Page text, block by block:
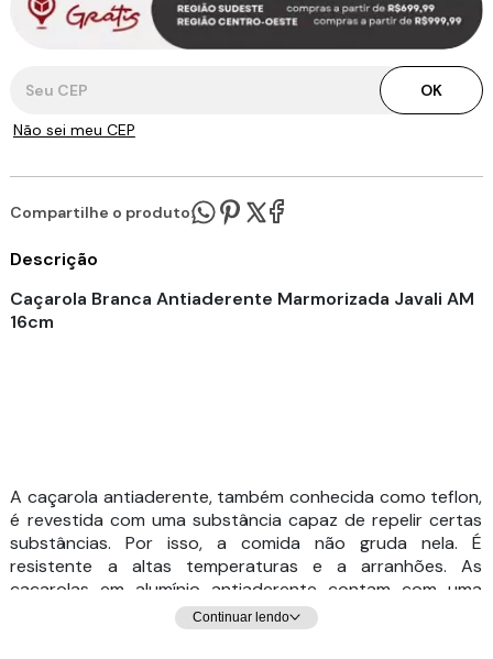
OK
Não sei meu CEP
Compartilhe o produto:
Descrição
Caçarola Branca Antiaderente Marmorizada Javali AM
16cm
A caçarola antiaderente, também conhecida como teflon,
é revestida com uma substância capaz de repelir certas
substâncias. Por isso, a comida não gruda nela. É
resistente a altas temperaturas e a arranhões. As
caçarolas em alumínio antiaderente contam com uma
camada que cobre o seu material e evita que o alimento
grude em seu interior. Dessa forma, contribuem para uma
Continuar lendo